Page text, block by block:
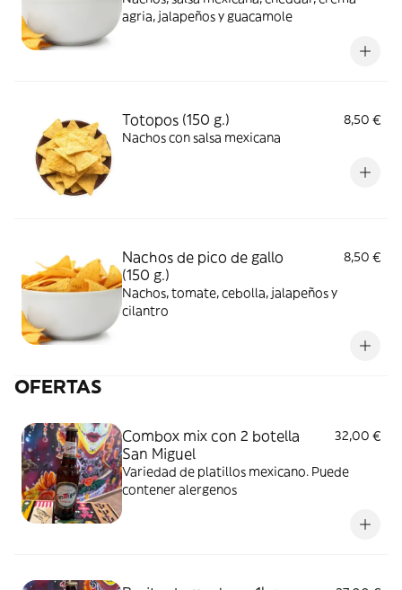
agria, jalapeños y guacamole
Totopos (150 g.)
8,50 €
Nachos con salsa mexicana
Nachos de pico de gallo
(150 g.)
8,50 €
Nachos, tomate, cebolla, jalapeños y
cilantro
OFERTAS
Combox mix con 2 botella
San Miguel
32,00 €
Variedad de platillos mexicano. Puede
contener alergenos